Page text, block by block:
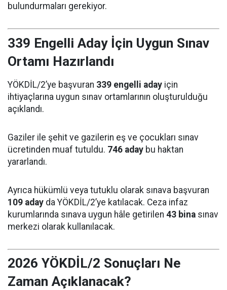
bulundurmaları gerekiyor.
339 Engelli Aday İçin Uygun Sınav
Ortamı Hazırlandı
YÖKDİL/2’ye başvuran 339 engelli aday için
ihtiyaçlarına uygun sınav ortamlarının oluşturulduğu
açıklandı.
Gaziler ile şehit ve gazilerin eş ve çocukları sınav
ücretinden muaf tutuldu. 746 aday bu haktan
yararlandı.
Ayrıca hükümlü veya tutuklu olarak sınava başvuran
109 aday da YÖKDİL/2’ye katılacak. Ceza infaz
kurumlarında sınava uygun hâle getirilen 43 bina sınav
merkezi olarak kullanılacak.
2026 YÖKDİL/2 Sonuçları Ne
Zaman Açıklanacak?